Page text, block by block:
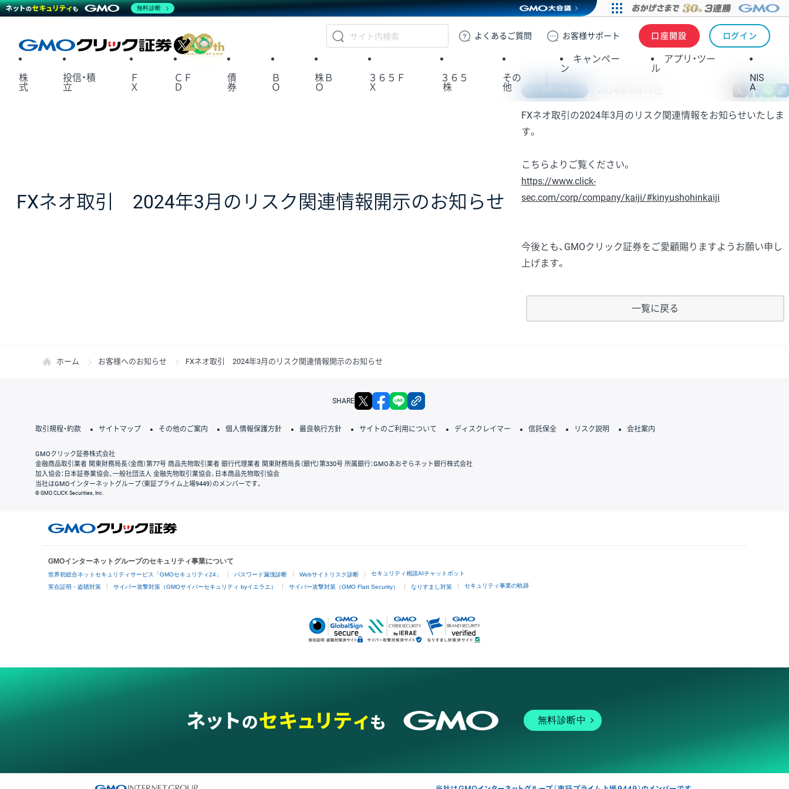
GMOクリック証券
よくある ご質問 お客様サポート 口座開設 ログイン
X
株
式
投信・積
立
Ｆ
Ｘ
ＣＦ
Ｄ
債
券
Ｂ
Ｏ
株Ｂ
Ｏ
３６５Ｆ
Ｘ
３６５
株
その
他
キャンペー
ン
アプリ・ツー
ル
NIS
A
FXネオ取引 2024年3月のリスク関連情報開示のお知らせ
X
FXネオ取引の2024年3月のリスク関連情報をお知らせいたしま
す。
こちらよりご覧ください。
https://www.click-
sec.com/corp/company/kaiji/#kinyushohinkaiji
今後とも、GMOクリック証券をご愛顧賜りますようお願い申し
上げます。
一覧に戻る
ホーム お客様へのお知らせ FXネオ取引 2024年3月のリスク関連情報開示のお知らせ
SHARE X facebook
取引規程・約款 サイトマップ その他のご案内 個人情報保護方針 最良執行方針 サイトのご利用について ディスクレイマー 信託保全 リスク説明 会社案内
GMOクリック証券株式会社
金融商品取引業者 関東財務局長（金商）第77号 商品先物取引業者 銀行代理業者 関東財務局長（銀代）第330号 所属銀行：GMOあおぞらネット銀行株式会社
加入協会：日本証券業協会、一般社団法人 金融先物取引業協会、日本商品先物取引協会
当社はGMOインターネットグループ（東証プライム上場9449）のメンバーです。
© GMO CLICK Securities, Inc.
GMOインターネットグループのセキュリティ事業について
世界初総合ネットセキュリティサービス「GMOセキュリティ24」 パスワード漏洩診断 Webサイトリスク診断 セキュリティ相談AIチャットボット
実在証明・盗聴対策 サイバー攻撃対策（GMOサイバーセキュリティ byイエラエ） サイバー攻撃対策（GMO Flatt Security） なりすまし対策 セキュリティ事業の軌跡
無料診断中
無料診断